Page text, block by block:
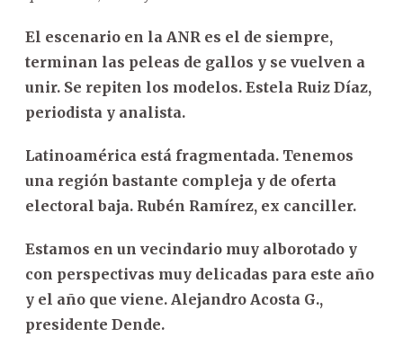
El escenario en la ANR es el de siempre,
terminan las peleas de gallos y se vuelven a
unir. Se repiten los modelos. Estela Ruiz Díaz,
periodista y analista.
Latinoamérica está fragmentada. Tenemos
una región bastante compleja y de oferta
electoral baja. Rubén Ramírez, ex canciller.
Estamos en un vecindario muy alborotado y
con perspectivas muy delicadas para este año
y el año que viene. Alejandro Acosta G.,
presidente Dende.